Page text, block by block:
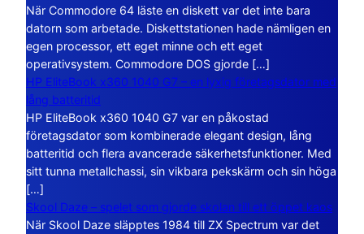
När Commodore 64 läste en diskett var det inte bara
datorn som arbetade. Diskettstationen hade nämligen en
egen processor, ett eget minne och ett eget
operativsystem. Commodore DOS gjorde […]
HP EliteBook x360 1040 G7 – en lyxig företagsdator med
lång batteritid
HP EliteBook x360 1040 G7 var en påkostad
företagsdator som kombinerade elegant design, lång
batteritid och flera avancerade säkerhetsfunktioner. Med
sitt tunna metallchassi, sin vikbara pekskärm och sin höga
[…]
Skool Daze – spelet som gjorde skolan till ett öppet kaos
När Skool Daze släpptes 1984 till ZX Spectrum var det